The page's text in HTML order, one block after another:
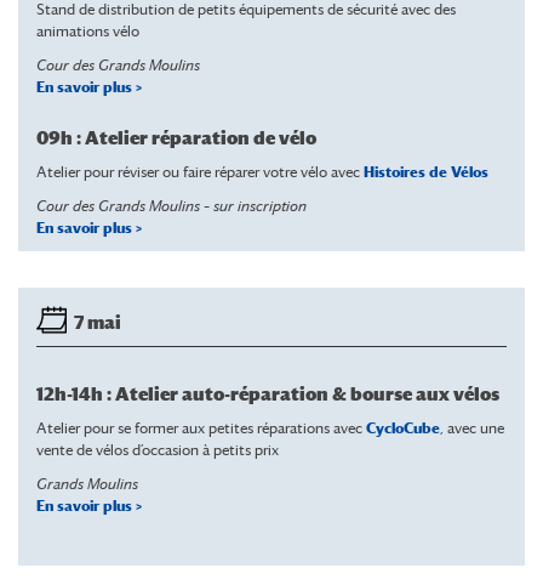
Stand de distribution de petits équipements de sécurité avec des
animations vélo
Cour des Grands Moulins
En savoir plus >
09h : Atelier réparation de vélo
Atelier pour réviser ou faire réparer votre vélo avec Histoires de Vélos
Cour des Grands Moulins – sur inscription
En savoir plus >
7 mai
12h-14h : Atelier auto-réparation & bourse aux vélos
Atelier pour se former aux petites réparations avec CycloCube, avec une
vente de vélos d’occasion à petits prix
Grands Moulins
En savoir plus >